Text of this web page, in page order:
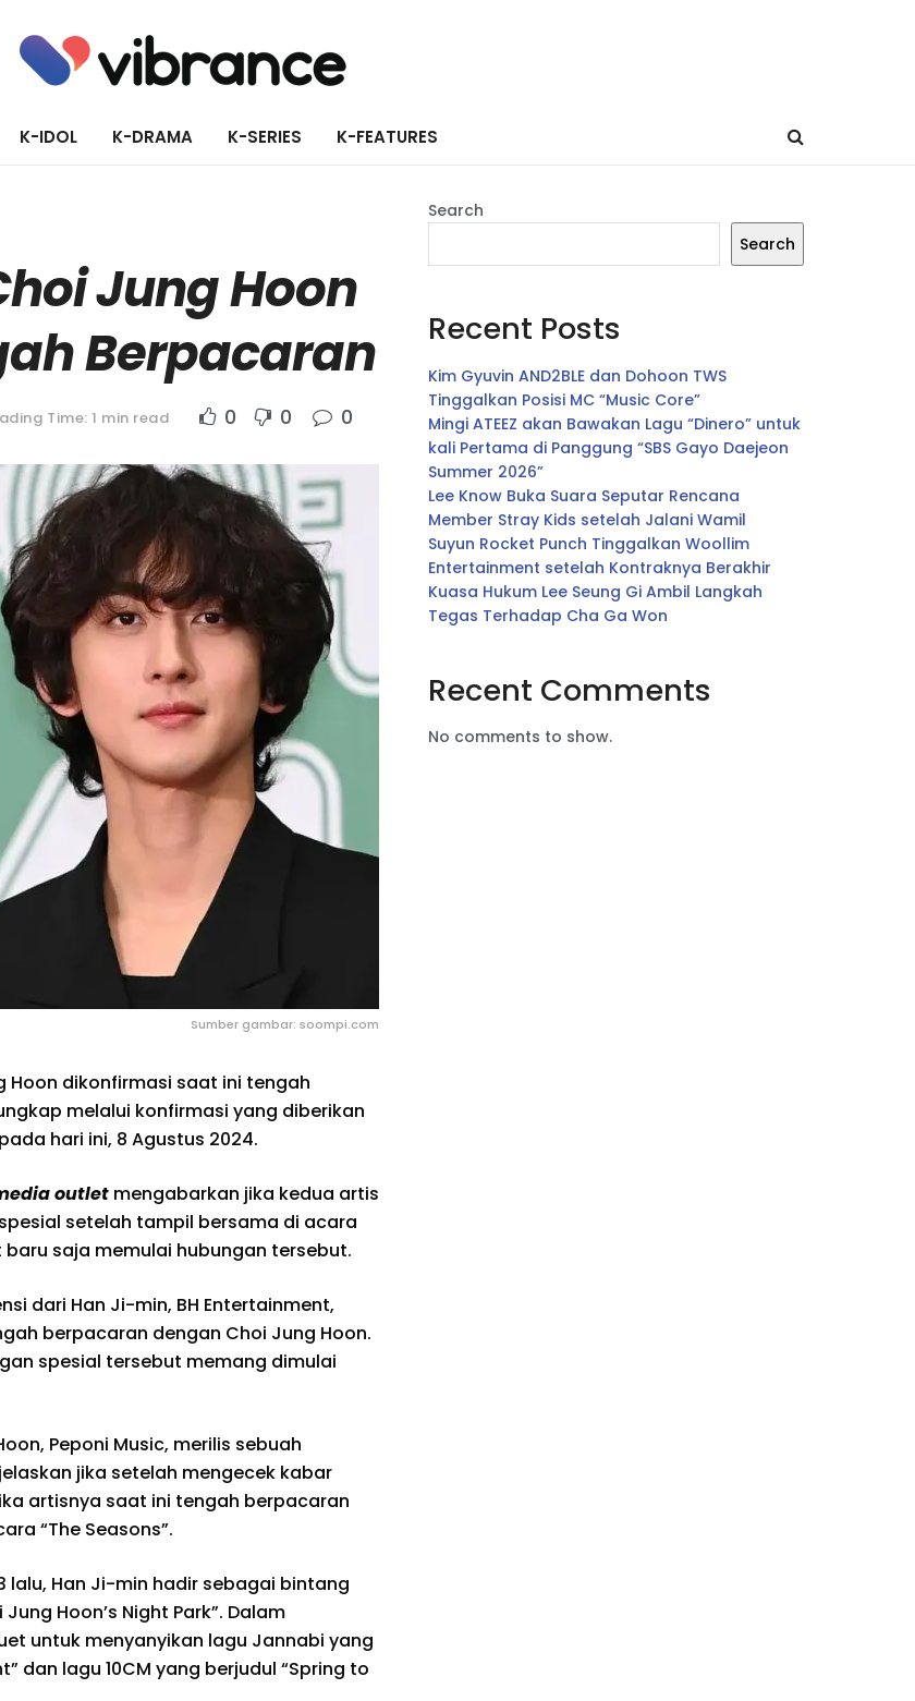
K-IDOL K-DRAMA K-SERIES K-FEATURES
Jung Hoon
Berpacaran
Time: 1 min read 0 0 0
Sumber gambar: soompi.com
Hoon dikonfirmasi saat ini tengah
melalui konfirmasi yang diberikan
hari ini, 8 Agustus 2024.
outlet mengabarkan jika kedua artis
setelah tampil bersama di acara
baru saja memulai hubungan tersebut.
dari Han Ji-min, BH Entertainment,
berpacaran dengan Choi Jung Hoon.
spesial tersebut memang dimulai
Peponi Music, merilis sebuah
jika setelah mengecek kabar
artisnya saat ini tengah berpacaran
“The Seasons”.
lalu, Han Ji-min hadir sebagai bintang
Hoon’s Night Park”. Dalam
untuk menyanyikan lagu Jannabi yang
dan lagu 10CM yang berjudul “Spring to
Search
Search
Recent Posts
Kim Gyuvin AND2BLE dan Dohoon TWS
Tinggalkan Posisi MC “Music Core”
Mingi ATEEZ akan Bawakan Lagu “Dinero” untuk
kali Pertama di Panggung “SBS Gayo Daejeon
Summer 2026”
Lee Know Buka Suara Seputar Rencana
Member Stray Kids setelah Jalani Wamil
Suyun Rocket Punch Tinggalkan Woollim
Entertainment setelah Kontraknya Berakhir
Kuasa Hukum Lee Seung Gi Ambil Langkah
Tegas Terhadap Cha Ga Won
Recent Comments
No comments to show.